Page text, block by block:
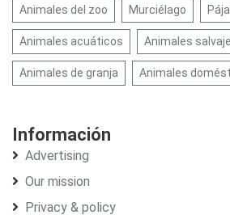
Animales del zoo Murciélago
Animales acuáticos Animales
Animales de granja Animales
Información
Advertising
Our mission
Privacy & policy